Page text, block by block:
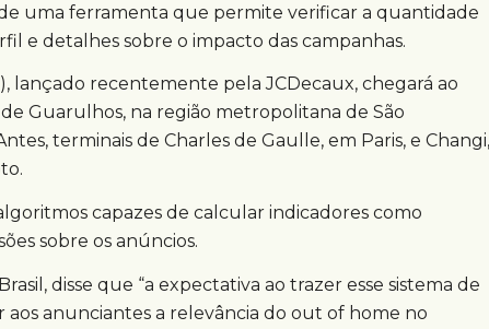
uma ferramenta que permite verificar a quantidade
e detalhes sobre o impacto das campanhas.
lançado recentemente pela JCDecaux, chegará ao
Guarulhos, na região metropolitana de São
terminais de Charles de Gaulle, em Paris, e Changi,
capazes de calcular indicadores como
sobre os anúncios.
disse que “a expectativa ao trazer esse sistema de
anunciantes a relevância do out of home no